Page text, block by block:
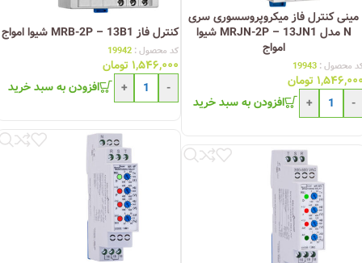
مینی کنترل فاز میکروپروسسوری سری
N مدل MRJN-2P – 13JN1 شیوا
امواج
محصول : 19943
تومان
-
+ افزودن به سبد خرید
کنترل فاز MRB-2P – 13B1 شیوا امواج
کد محصول : 19942
۱,۵۴۶,۰۰۰ تومان
-
+ افزودن به سبد خرید